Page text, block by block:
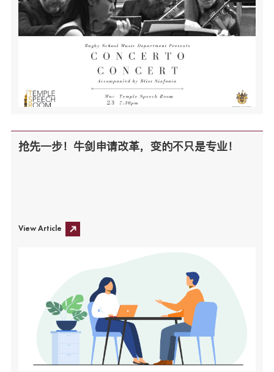
抢先一步！牛剑申请改革，变的不只是专业！
View Article